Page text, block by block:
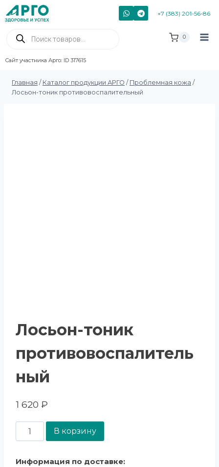
+7 (383) 201-56-86
Сайт участника Арго: ID 317615
0
Главная / Каталог продукции АРГО / Проблемная кожа /
Лосьон-тоник противовоспалительный
Лосьон-тоник
противовоспалитель
ный
1 620 ₽
В корзину
Информация по доставке: